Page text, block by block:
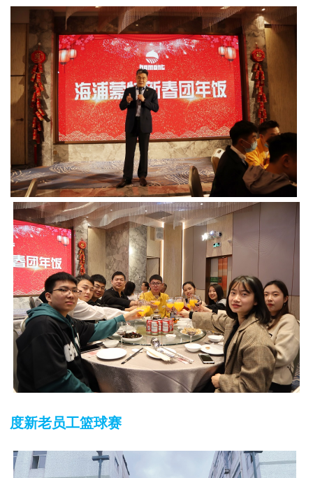
度新老员工篮球赛